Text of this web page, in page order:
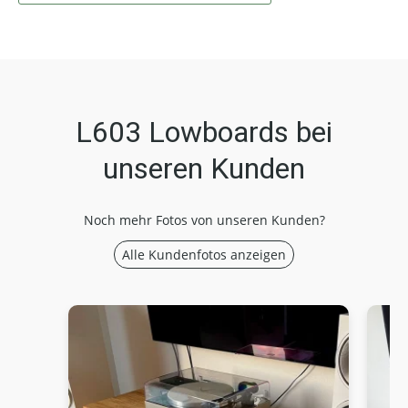
L603 Lowboards bei
unseren Kunden
Noch mehr Fotos von unseren Kunden?
Alle Kundenfotos anzeigen